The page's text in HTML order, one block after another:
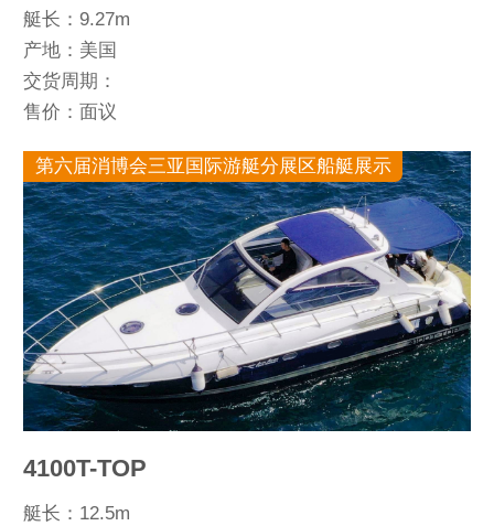
艇长：9.27m
产地：美国
交货周期：
售价：面议
第六届消博会三亚国际游艇分展区船艇展示
4100T-TOP
艇长：12.5m